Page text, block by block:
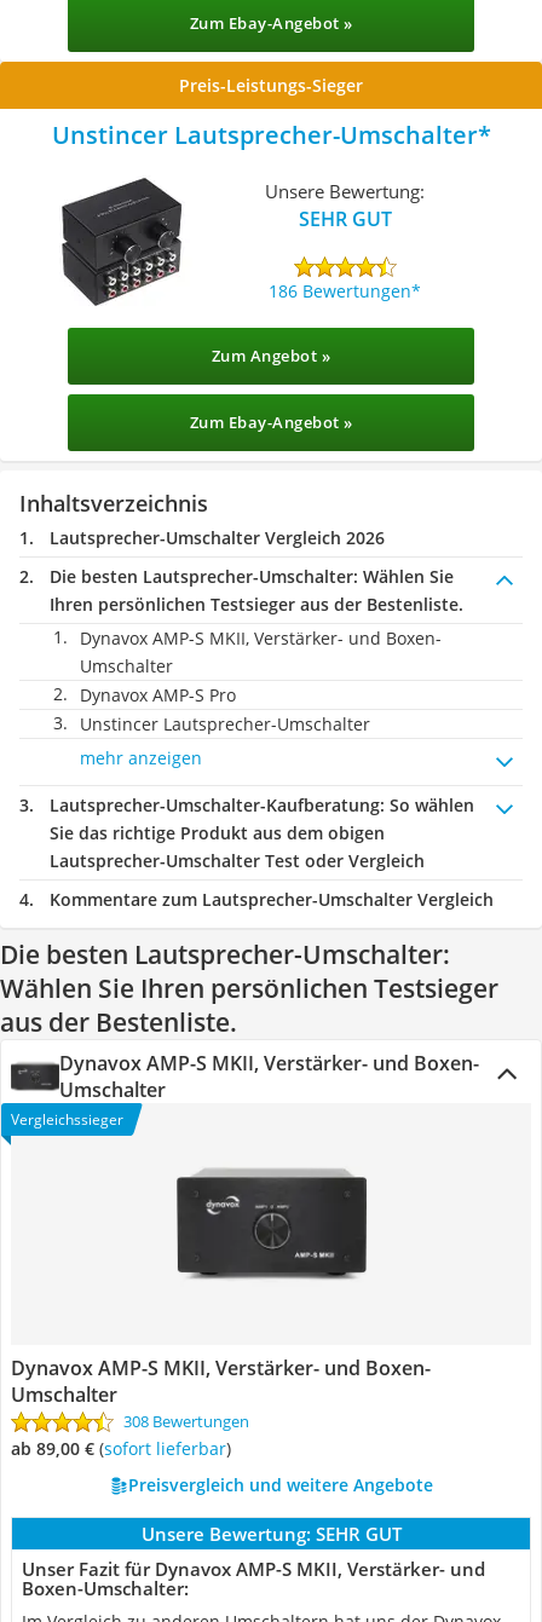
Zum Ebay-Angebot »
Preis-Leistungs-Sieger
Unstincer Lautsprecher-Umschalter
Unsere Bewertung:
SEHR GUT
186 Bewertungen
Zum Angebot »
Zum Ebay-Angebot »
Inhaltsverzeichnis
Lautsprecher-Umschalter Vergleich 2026
Die besten Lautsprecher-Umschalter: Wählen Sie
Ihren persönlichen Testsieger aus der Bestenliste.
Dynavox AMP-S MKII, Verstärker- und Boxen-
Umschalter
Dynavox AMP-S Pro
Unstincer Lautsprecher-Umschalter
mehr anzeigen
Lautsprecher-Umschalter-Kaufberatung: So wählen
Sie das richtige Produkt aus dem obigen
Lautsprecher-Umschalter Test oder Vergleich
Kommentare zum Lautsprecher-Umschalter Vergleich
Die besten Lautsprecher-Umschalter:
Wählen Sie Ihren persönlichen Testsieger
aus der Bestenliste.
Dynavox AMP-S MKII, Verstärker- und Boxen-
Umschalter
Vergleichssieger
Dynavox AMP-S MKII, Verstärker- und Boxen-
Umschalter
308 Bewertungen
ab 89,00 € ( Sofort lieferbar)
Preisvergleich und weitere Angebote
Unsere Bewertung: SEHR GUT
Unser Fazit für Dynavox AMP-S MKII, Verstärker- und
Boxen-Umschalter: